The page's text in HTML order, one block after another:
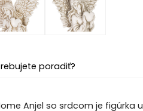
poradiť?
Anjel so srdcom je figúrka